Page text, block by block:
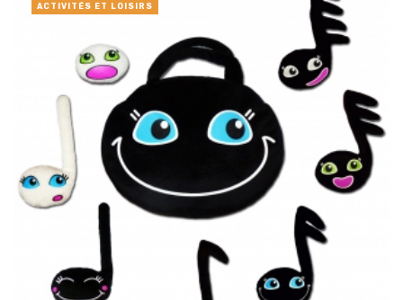
ACTIVITÉS ET LOISIRS